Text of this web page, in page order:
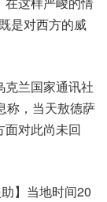
是对西方的威
克兰国家通讯社
称，当天敖德萨
面对此尚未回
】当地时间20